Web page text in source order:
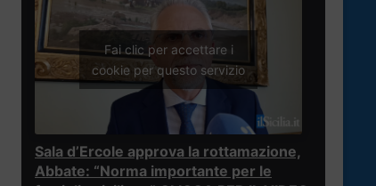
Fai clic per accettare i
cookie per questo servizio
Sala d’Ercole approva la rottamazione,
Abbate: “Norma importante per le